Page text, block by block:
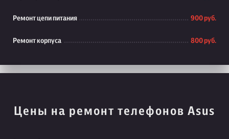
Ремонт цепи питания 900 руб.
Ремонт корпуса 800 руб.
Цены на ремонт телефонов Asus